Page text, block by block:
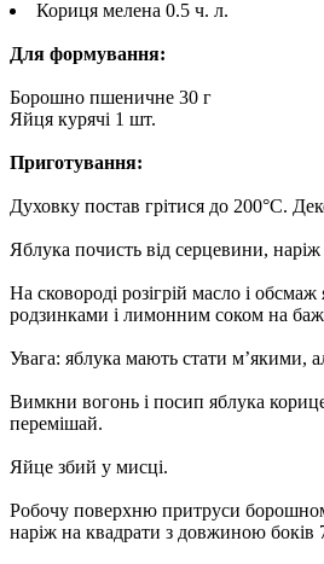
Кориця мелена 0.5 ч. л.
Для формування:
Борошно пшеничне 30 г
Яйця курячі 1 шт.
Приготування:
Духовку постав грітися до 200°С.
Яблука почисть від серцевини,
На сковороді розігрій масло і обсмаж
родзинками і лимонним соком на
Увага: яблука мають стати м’якими,
Вимкни вогонь і посип яблука
перемішай.
Яйце збий у мисці.
Робочу поверхню притруси
наріж на квадрати з довжиною боків